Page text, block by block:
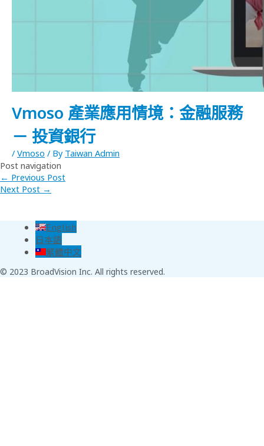
Vmoso 產業應用情境：金融服務
－ 投資銀行
/Vmoso / By Taiwan Admin
Post navigation
← Previous Post
Next Post →
English
日本語
繁體中文
© 2023 BroadVision Inc. All rights reserved.